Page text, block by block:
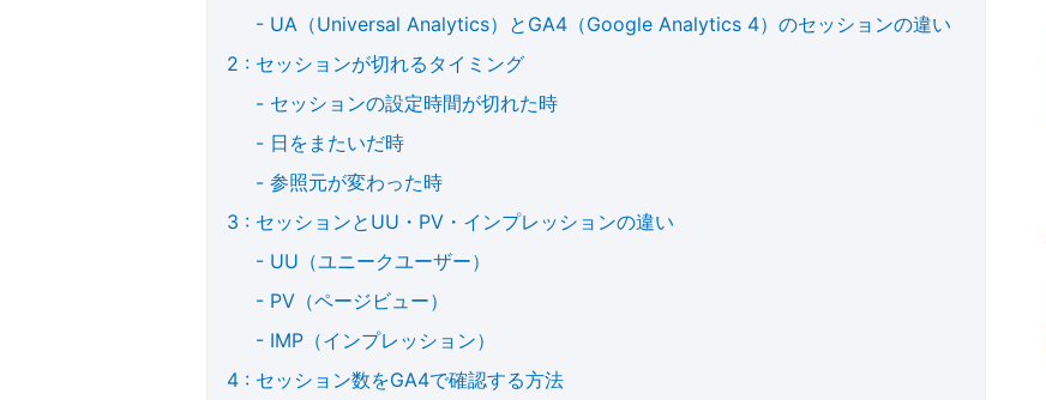
UA（Universal Analytics）とGA4（Google Analytics 4）のセッションの違い
セッションが切れるタイミング
セッションの設定時間が切れた時
日をまたいだ時
参照元が変わった時
セッションとUU・PV・インプレッションの違い
UU（ユニークユーザー）
PV（ページビュー）
IMP（インプレッション）
セッション数をGA4で確認する方法